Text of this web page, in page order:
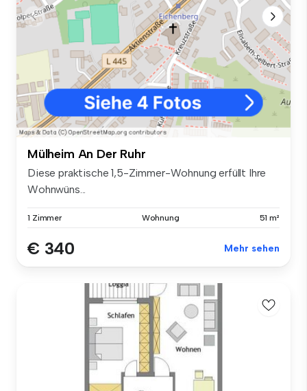
Mülheim An Der Ruhr
Diese praktische 1,5-Zimmer-Wohnung erfüllt Ihre
Wohnwüns...
1 Zimmer Wohnung 51 m²
€ 340 Mehr sehen